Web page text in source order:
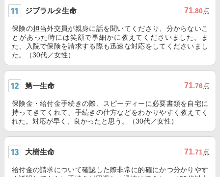
ジブラルタ生命 71.80点
保険の担当外交員が親身に話を聞いてくださり、分からないこ
とがあった時には笑顔で事細かに教えてくださいました。ま
た、入院で保険を請求する際も迅速な対応をしてくださいまし
た。（30代／女性）
第一生命 71.76点
保険金・給付金手続きの際、スピーディーに必要書類を自宅に
持ってきてくれて、手続きの仕方などをわかりやすく教えてく
れた。対応が早く、良かったと思う。（30代／女性）
大樹生命 71.71点
給付金の請求について確認した際非常に的確にかつ分かりやす